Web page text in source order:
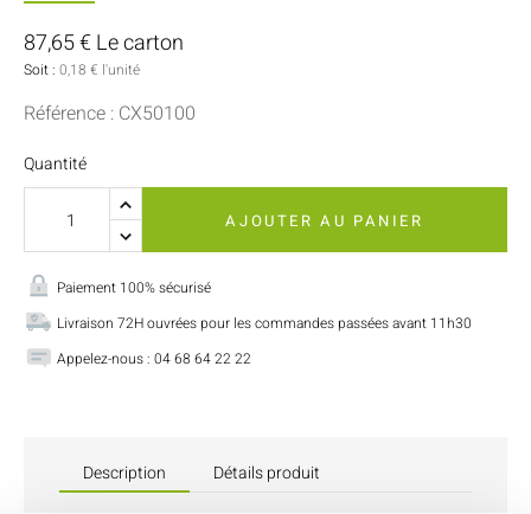
87,65 € Le carton
Soit : 0,18 € l'unité
Référence : CX50100
Quantité
AJOUTER AU PANIER
Paiement 100% sécurisé
Livraison 72H ouvrées pour les commandes passées avant 11h30
Appelez-nous : 04 68 64 22 22
Description Détails produit